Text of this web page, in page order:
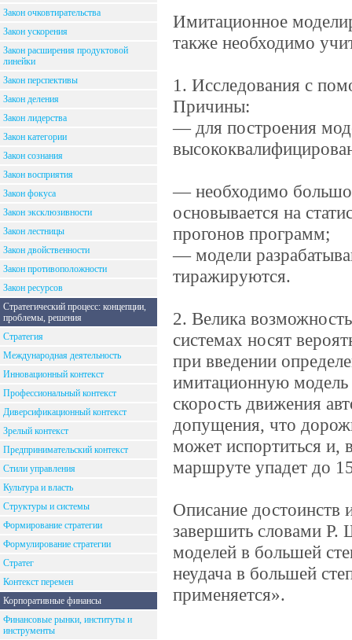
Закон очковтирательства
Закон ускорения
Закон расширения продуктовой
линейки
Закон перспективы
Закон деления
Закон лидерства
Закон категории
Закон сознания
Закон восприятия
Закон фокуса
Закон эксклюзивности
Закон лестницы
Закон двойственности
Закон противоположности
Закон ресурсов
Стратегический процесс: концепции,
проблемы, решения
Стратегия
Международная деятельность
Инновационный контекст
Профессиональный контекст
Диверсификационный контекст
Зрелый контекст
Предпринимательский контекст
Стили управления
Культура и власть
Структуры и системы
Формирование стратегии
Формулирование стратегии
Стратег
Контекст перемен
Корпоративные финансы
Финансовые рынки, институты и
инструменты
Имитационное
также необходимо
1. Исследования с
Причины:
— для построения
— необходимо
основывается на
прогонов программ;
— модели
тиражируются.
2. Велика
системах носят
при введении
имитационную
скорость движения
допущения, что
может испортиться и,
маршруте упадет до
Описание достоинств
завершить словами Р.
моделей в большей
неудача в большей
применяется».